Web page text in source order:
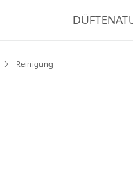
DÜFTE
Reinigung